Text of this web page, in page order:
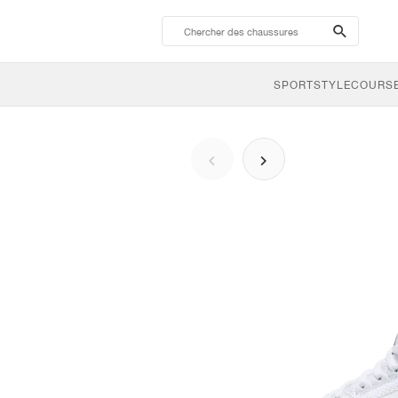
search-
btn
SPORTSTYLE